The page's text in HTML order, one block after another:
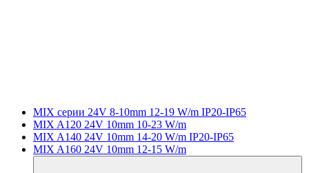
MIX серии 24V 8-10mm 12-19 W/m IP20-IP65
MIX A120 24V 10mm 10-23 W/m
MIX A140 24V 10mm 14-20 W/m IP20-IP65
MIX A160 24V 10mm 12-15 W/m